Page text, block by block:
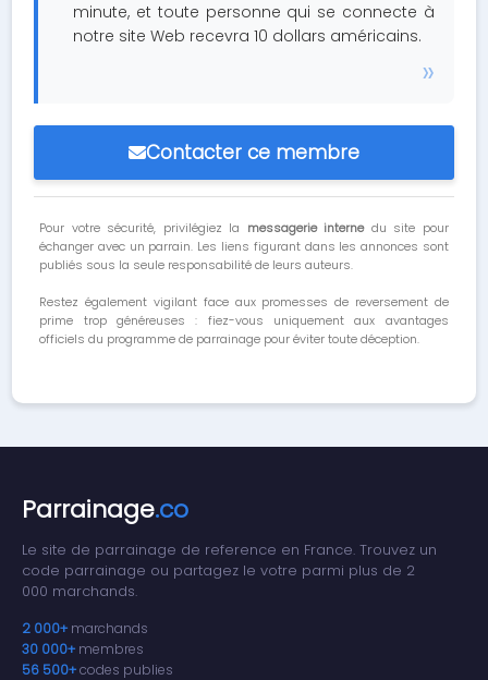
minute, et toute personne qui se connecte à
notre site Web recevra 10 dollars américains.
Contacter ce membre
Pour votre sécurité, privilégiez la messagerie internedu site pour
échanger avec un parrain. Les liens figurant dans les annonces sont
publiés sous la seule responsabilité de leurs auteurs.
Restez également vigilant face aux promesses de reversement de
prime trop généreuses : fiez-vous uniquement aux avantages
officiels du programme de parrainage pour éviter toute déception.
Parrainage.co
Le site de parrainage de reference en France. Trouvez un
code parrainage ou partagez le votre parmi plus de 2
000 marchands.
2 000+ marchands
30 000+ membres
56 500+codes publies